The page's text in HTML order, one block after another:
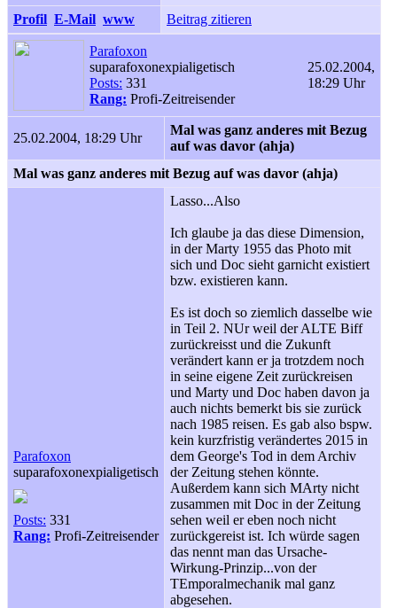
Profil E-Mail www Beitrag zitieren
Parafoxon
suparafoxonexpialigetisch
Posts: 331
Rang: Profi-Zeitreisender
25.02.2004,
18:29 Uhr
25.02.2004, 18:29 Uhr
Mal was ganz anderes mit Bezug
auf was davor (ahja)
Mal was ganz anderes mit Bezug auf was davor (ahja)
Parafoxon
suparafoxonexpialigetisch
Posts: 331
Rang: Profi-Zeitreisender
Lasso...Also
Ich glaube ja das diese Dimension,
in der Marty 1955 das Photo mit
sich und Doc sieht garnicht existiert
bzw. existieren kann.
Es ist doch so ziemlich dasselbe wie
in Teil 2. NUr weil der ALTE Biff
zurückreisst und die Zukunft
verändert kann er ja trotzdem noch
in seine eigene Zeit zurückreisen
und Marty und Doc haben davon ja
auch nichts bemerkt bis sie zurück
nach 1985 reisen. Es gab also bspw.
kein kurzfristig verändertes 2015 in
dem George's Tod in dem Archiv
der Zeitung stehen könnte.
Außerdem kann sich MArty nicht
zusammen mit Doc in der Zeitung
sehen weil er eben noch nicht
zurückgereist ist. Ich würde sagen
das nennt man das Ursache-
Wirkung-Prinzip...von der
TEmporalmechanik mal ganz
abgesehen.